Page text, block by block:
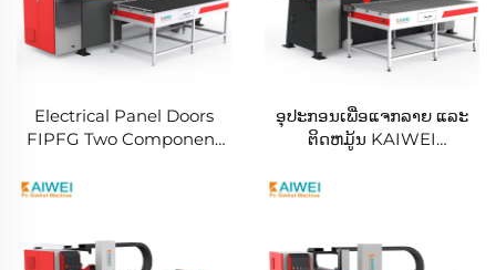
Electrical Panel Doors
FIPFG Two Component
ອຸປະກອນເພື່ອແຈກລາຍ ແລະ
ຕິດຫມູ້ນ KAIWEI
Sealing Dispensing